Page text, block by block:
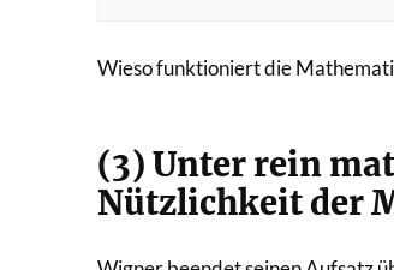
Wieso funktioniert die
(3) Unter rein
Nützlichkeit der